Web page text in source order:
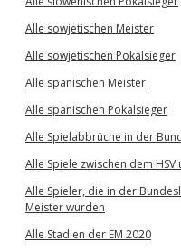
Alle sowjetischen Meister
Alle sowjetischen Pokalsieger
Alle spanischen Meister
Alle spanischen Pokalsieger
Alle Spielabbrüche in der
Alle Spiele zwischen dem
Alle Spieler, die in der
Meister wurden
Alle Stadien der EM 2020